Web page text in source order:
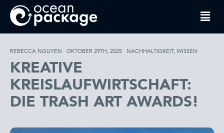
REBECCA NGUYEN OKTOBER 29TH, 2025 NACHHALTIGKEIT, WISSEN
KREATIVE
KREISLAUFWIRTSCHAFT:
DIE TRASH ART AWARDS!